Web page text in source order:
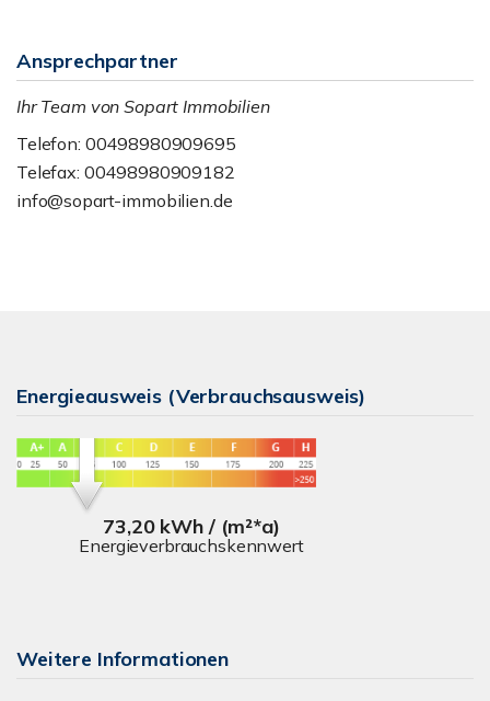
Ansprechpartner
Ihr Team von Sopart Immobilien
Telefon: 00498980909695
Telefax: 00498980909182
info@sopart-immobilien.de
Energieausweis (Verbrauchsausweis)
73,20 kWh / (m²*a)
Energieverbrauchskennwert
Weitere Informationen